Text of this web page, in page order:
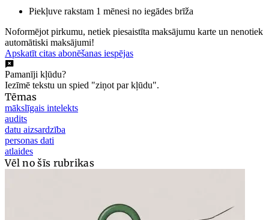
Piekļuve rakstam 1 mēnesi no iegādes brīža
Noformējot pirkumu, netiek piesaistīta maksājumu karte un nenotiek
automātiski maksājumi!
Apskatīt citas abonēšanas iespējas
Pamanīji kļūdu?
Iezīmē tekstu un spied "ziņot par kļūdu".
Tēmas
mākslīgais intelekts
audits
datu aizsardzība
personas dati
atlaides
Vēl no šīs rubrikas